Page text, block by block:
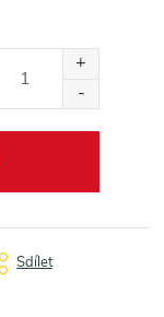
Sdílet